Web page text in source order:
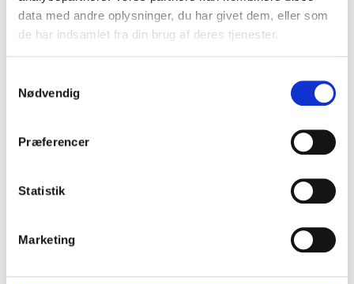
data med andre oplysninger, du har givet dem, eller som
de har indsamlet fra din brug af deres tjenester.
Nødvendig
Præferencer
Statistik
Marketing
JK Auto ApS. 9310 Vodskov
Bramming
Jan Heiselberg Automobiler Esbjerg Ø
Blommenslyst
HT Auto Gredstedbro
Høyer Automobiler 5260 Odense S